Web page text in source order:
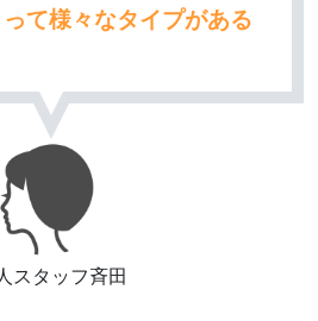
スタッフ斉田
て様々なタイプがある